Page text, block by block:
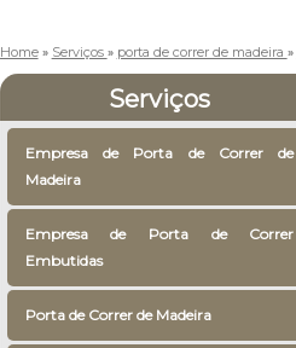
Home » Serviços » porta de correr de madeira »
Serviços
Empresa de Porta de Correr de
Madeira
Empresa de Porta de Correr
Embutidas
Porta de Correr de Madeira